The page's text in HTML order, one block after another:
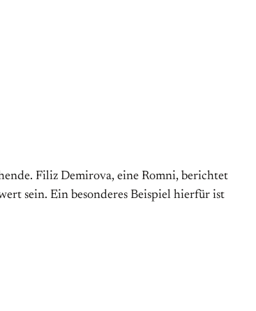
Filiz Demirova, eine Romni, berichtet
sein. Ein besonderes Beispiel hierfür ist